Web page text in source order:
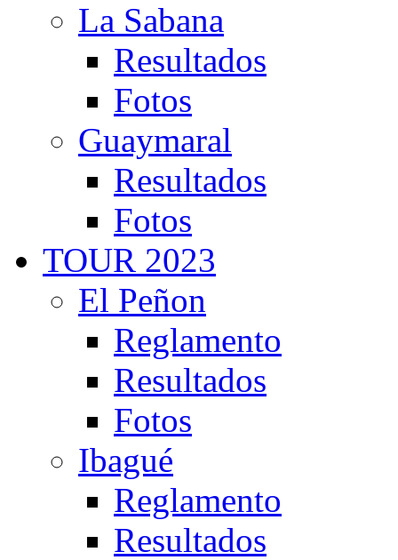
La Sabana
Resultados
Fotos
Guaymaral
Resultados
Fotos
TOUR 2023
El Peñon
Reglamento
Resultados
Fotos
Ibagué
Reglamento
Resultados